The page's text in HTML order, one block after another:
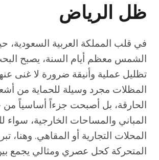
ظل الرياض
في قلب المملكة العربية السعودية،
الشمس معظم أيام السنة، يصبح
تظليل عملية وأنيقة ضرورة لا غنى
المظلات مجرد وسيلة للحماية من
الحارقة، بل أصبحت جزءاً أساسياً من
المباني والمساحات الخارجية، سواء
المحلات التجارية أو المقاهي. وهنا،
المتحركة كحل عصري ومثالي يجمع بين